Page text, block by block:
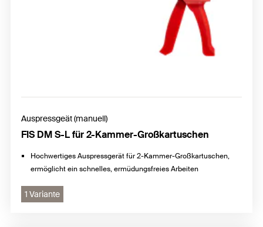
Auspressgeät (manuell)
FIS DM S-L für 2-Kammer-Großkartuschen
Hochwertiges Auspressgerät für 2-Kammer-Großkartuschen,
ermöglicht ein schnelles, ermüdungsfreies Arbeiten
1 Variante